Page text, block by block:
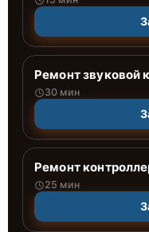
Ремонт звуковой
30 мин
Ремонт
25 мин